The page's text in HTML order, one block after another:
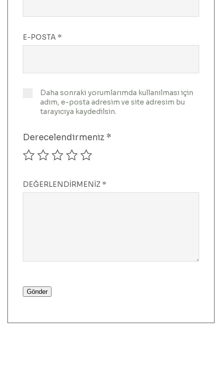
E-POSTA *
Daha sonraki yorumlarımda kullanılması için
adım, e-posta adresim ve site adresim bu
tarayıcıya kaydedilsin.
Derecelendirmeniz *
DEĞERLENDIRMENIZ *
Gönder